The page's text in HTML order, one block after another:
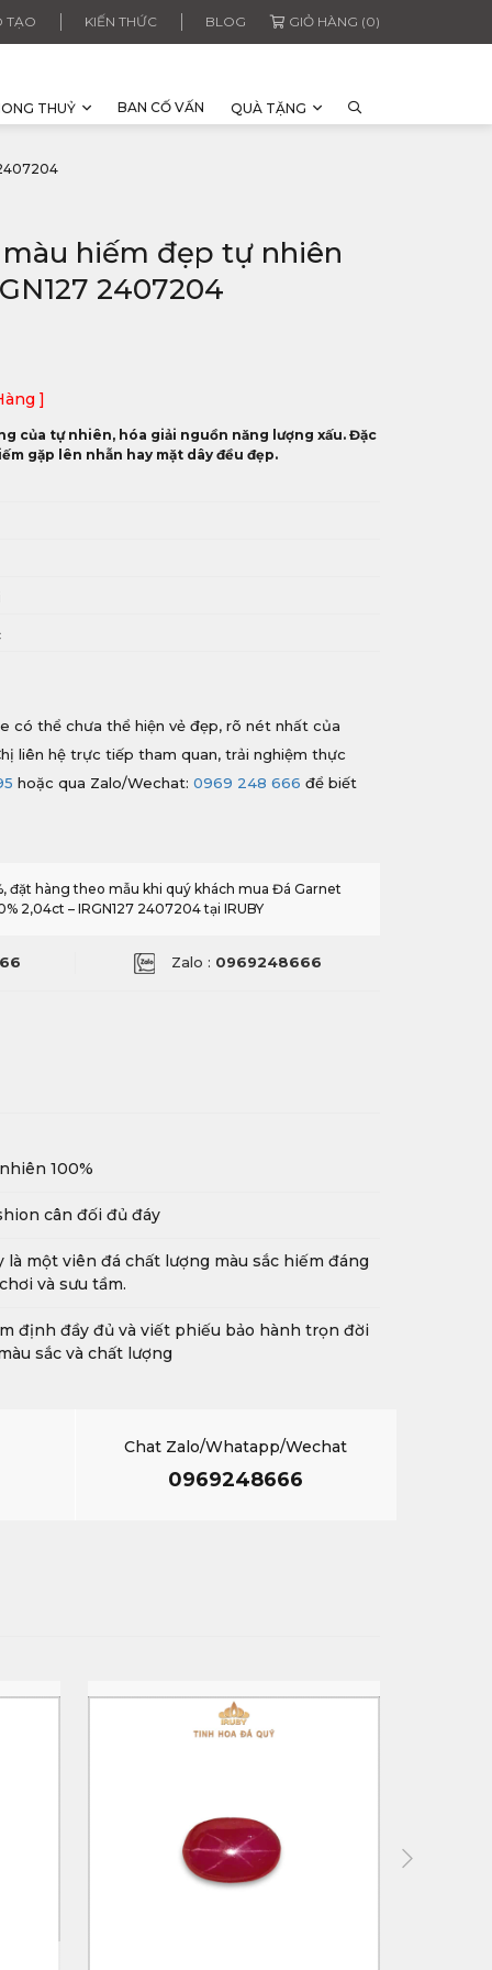
TẠO KIẾN THỨC BLOG GIỎ HÀNG (0)
THUỶ BAN CỐ VẤN QUÀ TẶNG
hiếm đẹp tự nhiên
2407204
]
của tự nhiên, hóa giải nguồn năng lượng xấu. Đặc
gặp lên nhẫn hay mặt dây đều đẹp.
có thể chưa thể hiện vẻ đẹp, rõ nét nhất của
liên hệ trực tiếp tham quan, trải nghiệm thực
hoặc qua Zalo/Wechat: 0969 248 666 để biết
đặt hàng theo mẫu khi quý khách mua Đá Garnet
2,04ct – IRGN127 2407204 tại IRUBY
Zalo : 0969248666
100%
cân đối đủ đáy
là một viên đá chất lượng màu sắc hiếm đáng
và sưu tầm.
định đầy đủ và viết phiếu bảo hành trọn đời
sắc và chất lượng
Chat Zalo/Whatapp/Wechat
0969248666